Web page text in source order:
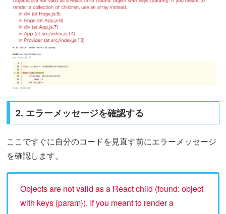
2. エラーメッセージを確認する
ここですぐに自分のコードを見直す前にエラーメッセージ
を確認します。
Objects are not valid as a React child (found: object
with keys {param}). If you meant to render a